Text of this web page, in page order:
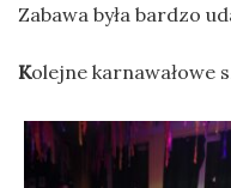
Zabawa była
Kolejne karnawałowe